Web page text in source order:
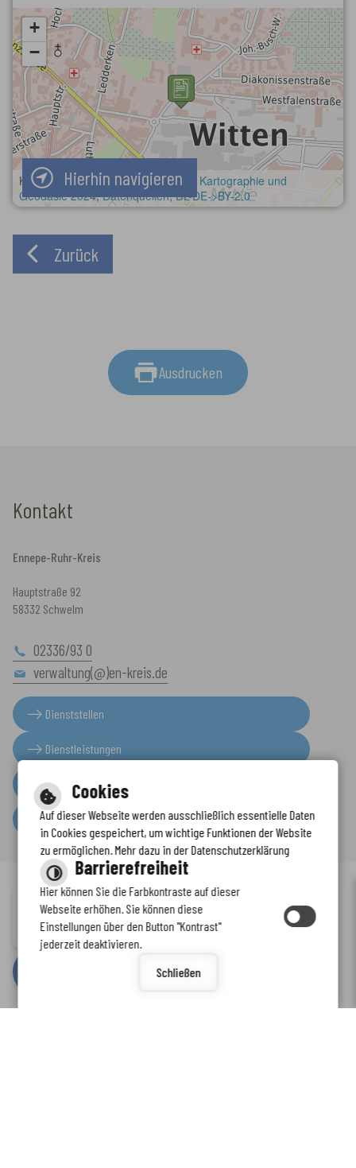
Hierhin navigieren
Zurück
Ausdrucken
Kontakt
Ennepe-Ruhr-Kreis
Hauptstraße 92
58332 Schwelm
02336/93 0
verwaltung(@)en-kreis.de
Dienststellen
Dienstleistungen
Presseinformationen
Serviceportal
Inhalt-Impressum-Datenschutzerklärung Kontaktformular -
Barrierefreiheit
bycm citymedia GmbH
Immer auf dem neuesten Stand
www.enkreis.de möchte Ihnen Benachrichtigungen senden
Cookies
Auf dieser Webseite werden ausschließlich essentielle Daten
in Cookies gespeichert, um wichtige Funktionen der Website
zu ermöglichen. Mehr dazu in der Datenschutzerklärung
Barrierefreiheit
Hier können Sie die Farbkontraste auf dieser
Webseite erhöhen. Sie können diese
Einstellungen über den Button "Kontrast"
jederzeit deaktivieren.
Schließen